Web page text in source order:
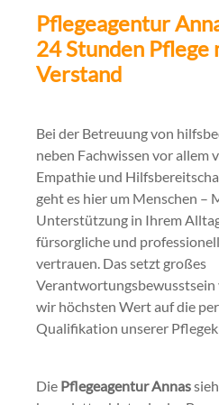
Pflegeagentur
24 Stunden Pflege
Verstand
Bei der Betreuung von
neben Fachwissen vor allem
Empathie und
geht es hier um Menschen –
Unterstützung in Ihrem
fürsorgliche und
vertrauen. Das setzt großes
Verantwortungsbewusstsein
wir höchsten Wert auf die
Qualifikation unserer
Die Pflegeagentur Annas